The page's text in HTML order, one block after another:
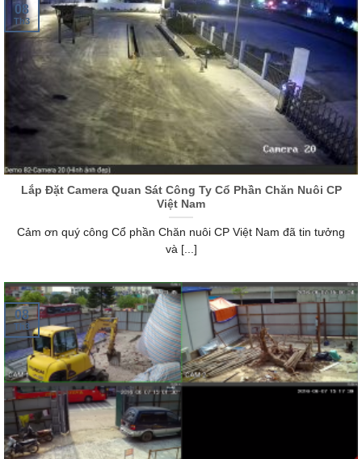
Lắp Đặt Camera Quan Sát Công Ty Cổ Phần Chăn Nuôi CP
Việt Nam
Cảm ơn quý công Cổ phần Chăn nuôi CP Việt Nam đã tin tưởng
và [...]
08
Th3
08
Th3